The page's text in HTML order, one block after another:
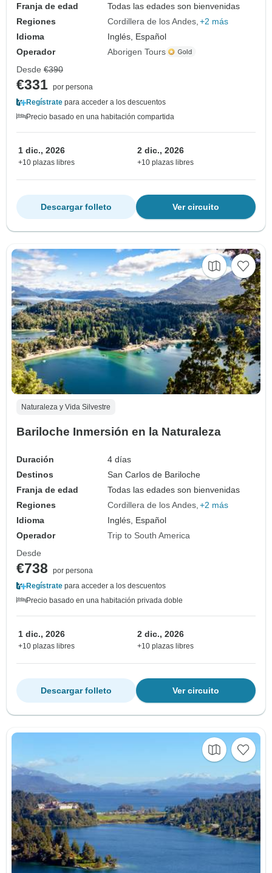
Franja de edad
Todas las edades son bienvenidas
Regiones
Cordillera de los Andes +2 más
Idioma
Inglés, Español
Operador
Aborigen Tours
Desde €390
€331 por persona
Regístrate para acceder a los descuentos
Precio basado en una habitación compartida
1 dic., 2026
+10 plazas libres
2 dic., 2026
+10 plazas libres
Ver circuito
Descargar folleto
Naturaleza y Vida Silvestre
Bariloche Inmersión en la Naturaleza
Duración
4 días
Destinos
San Carlos de Bariloche
Franja de edad
Todas las edades son bienvenidas
Regiones
Cordillera de los Andes +2 más
Idioma
Inglés, Español
Operador
Trip to South America
Desde
€738
por persona
Regístrate para acceder a los descuentos
Precio basado en una habitación privada doble
1 dic., 2026
+10 plazas libres
2 dic., 2026
+10 plazas libres
Ver circuito
Descargar folleto